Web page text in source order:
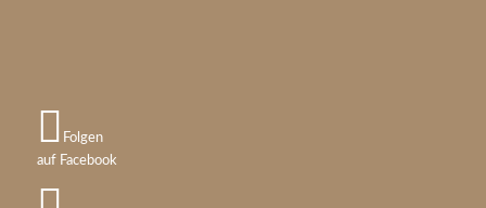
Folgen
auf Facebook